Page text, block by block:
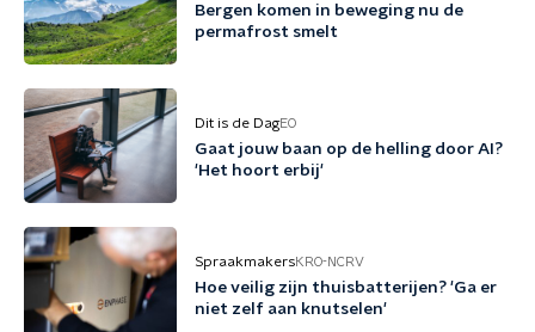
Bergen komen in beweging nu de
permafrost smelt
Dit is de DagEO
Gaat jouw baan op de helling door AI?
'Het hoort erbij'
SpraakmakersKRO-NCRV
Hoe veilig zijn thuisbatterijen? 'Ga er
niet zelf aan knutselen'